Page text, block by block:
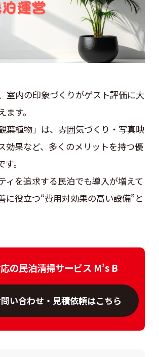
室内の印象づくりがゲスト評価に大
す。
葉植物」は、雰囲気づくり・写真映
効果など、多くのメリットを持つ優
。
ィを追求する民泊でも導入が増えて
に役立つ“費用対効果の高い設備”と
の民泊清掃サービス M’s B
い合わせ・見積依頼はこちら